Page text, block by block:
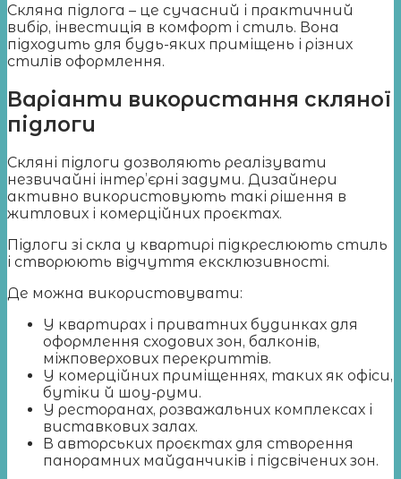
Скляна підлога – це сучасний і практичний
вибір, інвестиція в комфорт і стиль. Вона
підходить для будь-яких приміщень і різних
стилів оформлення.
Варіанти використання скляної
підлоги
Скляні підлоги дозволяють реалізувати
незвичайні інтер’єрні задуми. Дизайнери
активно використовують такі рішення в
житлових і комерційних проєктах.
Підлоги зі скла у квартирі підкреслюють стиль
і створюють відчуття ексклюзивності.
Де можна використовувати:
У квартирах і приватних будинках для
оформлення сходових зон, балконів,
міжповерхових перекриттів.
У комерційних приміщеннях, таких як офіси,
бутіки й шоу-руми.
У ресторанах, розважальних комплексах і
виставкових залах.
В авторських проєктах для створення
панорамних майданчиків і підсвічених зон.